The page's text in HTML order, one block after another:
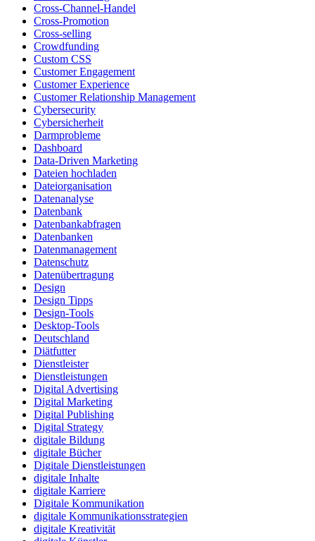
Cross-Channel-Handel
Cross-Promotion
Cross-selling
Crowdfunding
Custom CSS
Customer Engagement
Customer Experience
Customer Relationship Management
Cybersecurity
Cybersicherheit
Darmprobleme
Dashboard
Data-Driven Marketing
Dateien hochladen
Dateiorganisation
Datenanalyse
Datenbank
Datenbankabfragen
Datenbanken
Datenmanagement
Datenschutz
Datenübertragung
Design
Design Tipps
Design-Tools
Desktop-Tools
Deutschland
Diätfutter
Dienstleister
Dienstleistungen
Digital Advertising
Digital Marketing
Digital Publishing
Digital Strategy
digitale Bildung
digitale Bücher
Digitale Dienstleistungen
digitale Inhalte
digitale Karriere
Digitale Kommunikation
digitale Kommunikationsstrategien
digitale Kreativität